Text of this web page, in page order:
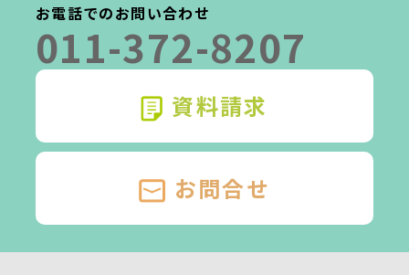
お電話でのお問い合わせ
011-372-8207
資料請求
お問合せ